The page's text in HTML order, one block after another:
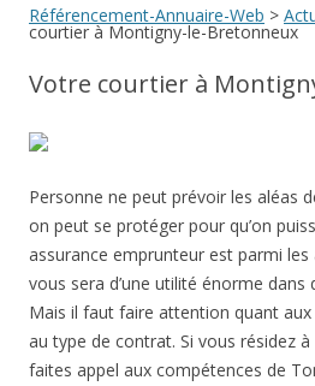
Référencement-Annuaire-Web >
courtier à Montigny-le-Bretonneux
Votre courtier à
Personne ne peut prévoir les aléas
on peut se protéger pour qu’on
assurance emprunteur est parmi
vous sera d’une utilité énorme
Mais il faut faire attention quant aux
au type de contrat. Si vous résidez
faites appel aux compétences de